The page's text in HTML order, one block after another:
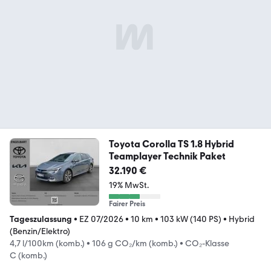
Toyota Corolla TS 1.8 Hybrid
Teamplayer Technik Paket
32.190 €
19% MwSt.
Fairer Preis
Tageszulassung • EZ 07/2026• 10 km • 103 kW (140 PS) • Hybrid
(Benzin/Elektro)
4,7 l/100km (komb.) • 106 g CO₂/km (komb.) • CO₂-Klasse
C (komb.)